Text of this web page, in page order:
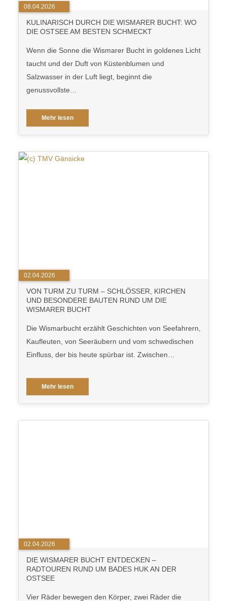
08.04.2026
KULINARISCH DURCH DIE WISMARER BUCHT: WO
DIE OSTSEE AM BESTEN SCHMECKT
Wenn die Sonne die Wismarer Bucht in goldenes Licht
taucht und der Duft von Küstenblumen und
Salzwasser in der Luft liegt, beginnt die
genussvollste…
Mehr lesen
02.04.2026
VON TURM ZU TURM – SCHLÖSSER, KIRCHEN
UND BESONDERE BAUTEN RUND UM DIE
WISMARER BUCHT
Die Wismarbucht erzählt Geschichten von Seefahrern,
Kaufleuten, von Seeräubern und vom schwedischen
Einfluss, der bis heute spürbar ist. Zwischen…
Mehr lesen
02.04.2026
DIE WISMARER BUCHT ENTDECKEN –
RADTOUREN RUND UM BADES HUK AN DER
OSTSEE
Vier Räder bewegen den Körper, zwei Räder die